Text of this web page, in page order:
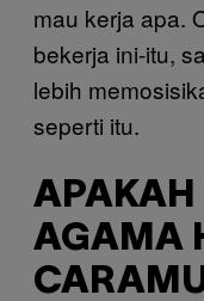
mau kerja apa.
bekerja ini-itu,
lebih
seperti itu.
APAKAH
AGAMA